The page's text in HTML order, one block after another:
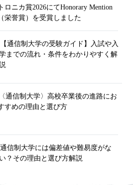
トロニカ賞2026にてHonorary Mention
（栄誉賞）を受賞しました
【通信制大学の受験ガイド】入試や入
までの流れ・条件をわかりやすく解
〈通信制大学〉高校卒業後の進路にお
すめの理由と選び方
通信制大学には偏差値や難易度がな
い？その理由と選び方解説